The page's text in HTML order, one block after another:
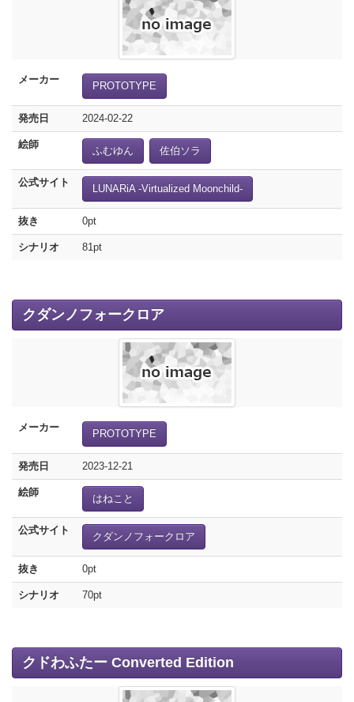
メーカー
PROTOTYPE
発売日 2024-02-22
絵師
ふむゆん 佐伯ソラ
公式サイト
LUNARiA -Virtualized Moonchild-
抜き 0pt
シナリオ 81pt
クダンノフォークロア
メーカー
PROTOTYPE
発売日 2023-12-21
絵師
はねこと
公式サイト
クダンノフォークロア
抜き 0pt
シナリオ 70pt
クドわふたー Converted Edition